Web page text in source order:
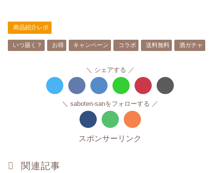
商品紹介レポ
いつ届く？ お得 キャンペーン コラボ 送料無料 酒ガチャ
シェアする
saboten-sanをフォローする
スポンサーリンク
関連記事